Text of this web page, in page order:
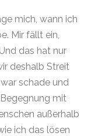
mich, wann ich
Mir fällt ein,
das hat nur
deshalb Streit
schade und
mit
außerhalb
ich das lösen